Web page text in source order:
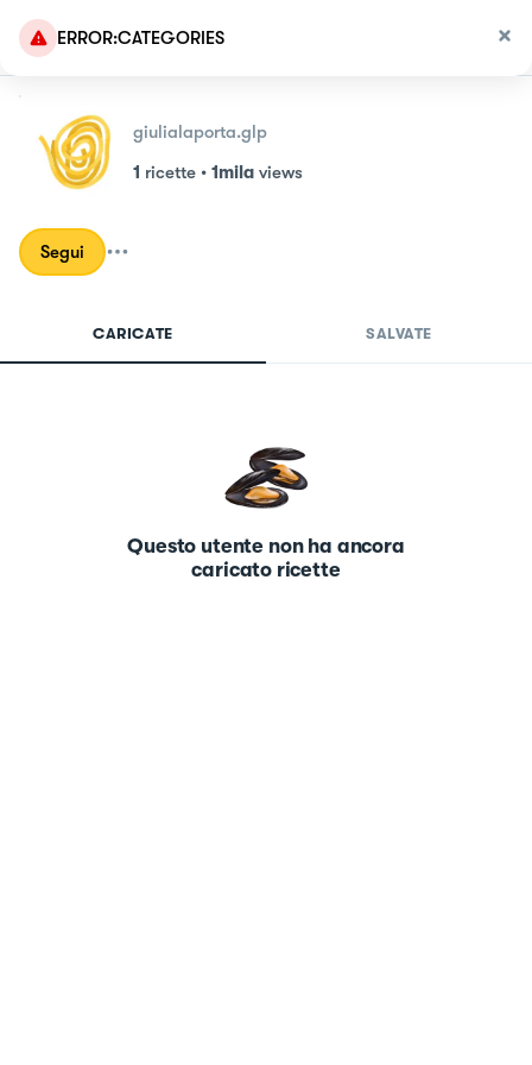
ERROR:CATEGORIES
giulialaporta.glp
1 ricette • 1mila views
Segui
CARICATE SALVATE
Questo utente non ha ancora
caricato ricette